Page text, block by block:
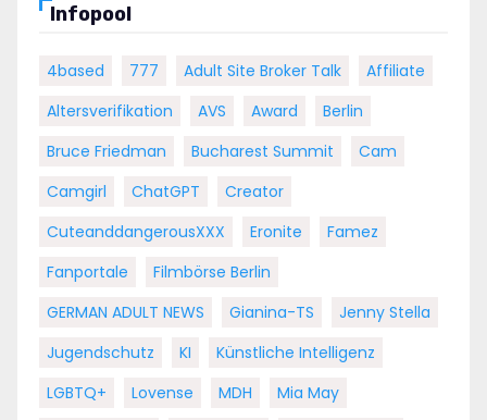
Infopool
4based 777 Adult Site Broker Talk
Affiliate
Altersverifikation
AVS Award
Berlin
Bruce Friedman
Bucharest Summit
Cam
Camgirl
ChatGPT
Creator
CuteanddangerousXXX
Eronite
Famez
Fanportale
Filmbörse Berlin
GERMAN ADULT NEWS
Gianina-TS
Jenny Stella
Jugendschutz
KI
Künstliche Intelligenz
LGBTQ+
Lovense MDH
Mia May